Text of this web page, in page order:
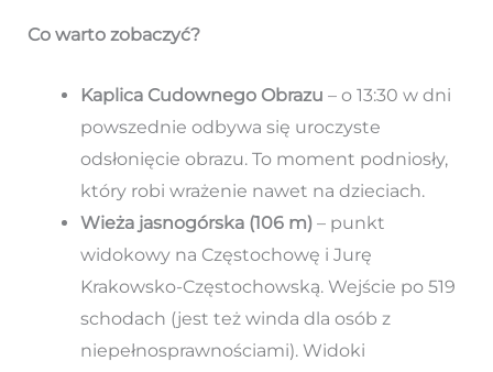
Co warto zobaczyć?
Kaplica Cudownego Obrazu – o 13:30 w dni
powszednie odbywa się uroczyste
odsłonięcie obrazu. To moment podniosły,
który robi wrażenie nawet na dzieciach.
Wieża jasnogórska (106 m)– punkt
widokowy na Częstochowę i Jurę
Krakowsko-Częstochowską. Wejście po 519
schodach (jest też winda dla osób z
niepełnosprawnościami). Widoki